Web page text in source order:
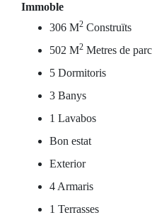
Immoble
306 M2 Construïts
502 M2 Metres de
5 Dormitoris
3 Banys
1 Lavabos
Bon estat
Exterior
4 Armaris
1 Terrasses